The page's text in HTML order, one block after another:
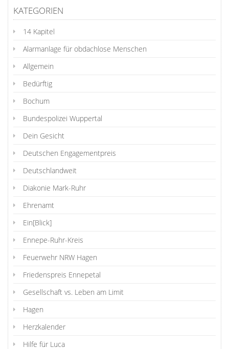
KATEGORIEN
14 Kapitel
Alarmanlage für obdachlose Menschen
Allgemein
Bedürftig
Bochum
Bundespolizei Wuppertal
Dein Gesicht
Deutschen Engagementpreis
Deutschlandweit
Diakonie Mark-Ruhr
Ehrenamt
Ein[Blick]
Ennepe-Ruhr-Kreis
Feuerwehr NRW Hagen
Friedenspreis Ennepetal
Gesellschaft vs. Leben am Limit
Hagen
Herzkalender
Hilfe für Luca